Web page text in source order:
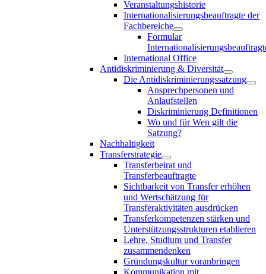
Veranstaltungshistorie
Internationalisierungsbeauftragte der
Fachbereiche
Formular
International Office
Antidiskriminierung & Diversität
Die Antidiskriminierungssatzung
Ansprechpersonen und
Anlaufstellen
Diskriminierung Definitionen
Wo und für Wen gilt die
Satzung?
Nachhaltigkeit
Transferstrategie
Transferbeirat und
Transferbeauftragte
Sichtbarkeit von Transfer erhöhen
und Wertschätzung für
Transferaktivitäten ausdrücken
Transferkompetenzen stärken und
Unterstützungsstrukturen etablieren
Lehre, Studium und Transfer
zusammendenken
Gründungskultur voranbringen
Kommunikation mit